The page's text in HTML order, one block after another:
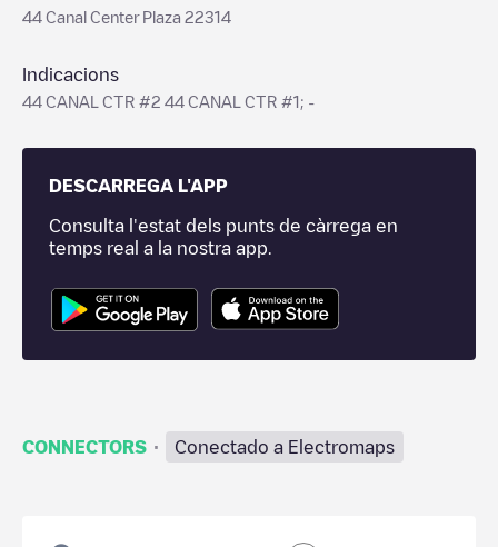
44 Canal Center Plaza 22314
Indicacions
44 CANAL CTR #2 44 CANAL CTR #1; -
DESCARREGA L'APP
Consulta l'estat dels punts de càrrega en
temps real a la nostra app.
CONNECTORS · Conectado a Electromaps